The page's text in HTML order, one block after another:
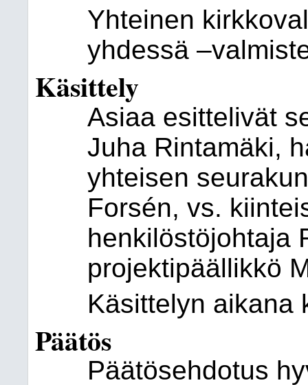
Yhteinen
yhdessä
Käsittely
Asiaa esittelivät
Juha Rintamäki,
yhteisen
Forsén, vs.
henkilöstöjohtaja
projektipäällikkö
Käsittelyn aikana
Päätös
Päätösehdotus